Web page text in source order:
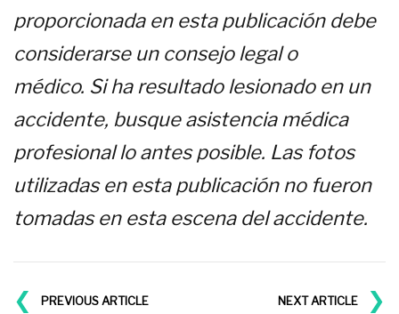
proporcionada en esta publicación debe
considerarse un consejo legal o
médico. Si ha resultado lesionado en un
accidente, busque asistencia médica
profesional lo antes posible. Las fotos
utilizadas en esta publicación no fueron
tomadas en esta escena del accidente.
PREVIOUS ARTICLE
❮ NEXT ARTICLE ❯